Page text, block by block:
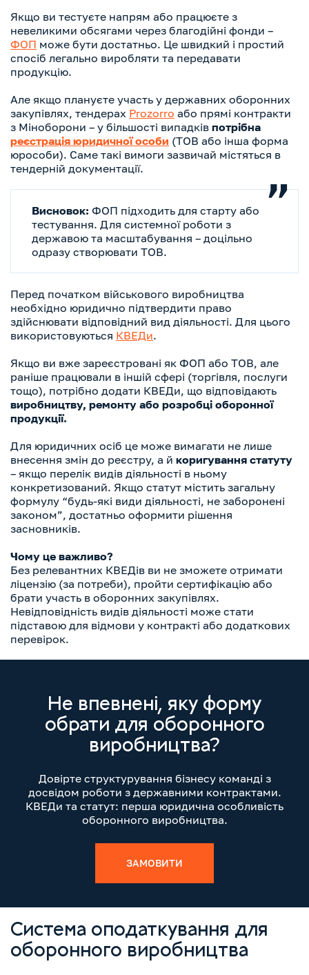
Якщо ви тестуєте напрям або працюєте з
невеликими обсягами через благодійні фонди –
ФОП може бути достатньо. Це швидкий і простий
спосіб легально виробляти та передавати
продукцію.
Але якщо плануєте участь у державних оборонних
закупівлях, тендерах Prozorro або прямі контракти
з Міноборони – у більшості випадків потрібна
реєстрація юридичної особи (ТОВ або інша форма
юрособи). Саме такі вимоги зазвичай містяться в
тендерній документації.
Висновок: ФОП підходить для старту або
тестування. Для системної роботи з
державою та масштабування – доцільно
одразу створювати ТОВ.
Перед початком військового виробництва
необхідно юридично підтвердити право
здійснювати відповідний вид діяльності. Для цього
використовуються КВЕДи.
Якщо ви вже зареєстровані як ФОП або ТОВ, але
раніше працювали в іншій сфері (торгівля, послуги
тощо), потрібно додати КВЕДи, що відповідають
виробництву, ремонту або розробці оборонної
продукції.
Для юридичних осіб це може вимагати не лише
внесення змін до реєстру, а й коригування статуту
– якщо перелік видів діяльності в ньому
конкретизований. Якщо статут містить загальну
формулу “будь-які види діяльності, не заборонені
законом”, достатньо оформити рішення
засновників.
Чому це важливо?
Без релевантних КВЕДів ви не зможете отримати
ліцензію (за потреби), пройти сертифікацію або
брати участь в оборонних закупівлях.
Невідповідність видів діяльності може стати
підставою для відмови у контракті або додаткових
перевірок.
Не впевнені, яку форму
обрати для оборонного
виробництва?
Довірте структурування бізнесу команді з
досвідом роботи з державними контрактами.
КВЕДи та статут: перша юридична особливість
оборонного виробництва.
ЗАМОВИТИ
Система оподаткування для
оборонного виробництва